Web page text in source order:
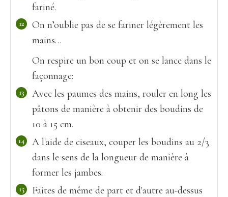
fariné.
On n’oublie pas de se fariner légèrement les
mains…
On respire un bon coup et on se lance dans le
façonnage:
Avec les paumes des mains, rouler en long les
pâtons de manière à obtenir des boudins de
10 à 15 cm.
A l'aide de ciseaux, couper les boudins au 2/3
dans le sens de la longueur de manière à
former les jambes.
Faites de même de part et d'autre au-dessus